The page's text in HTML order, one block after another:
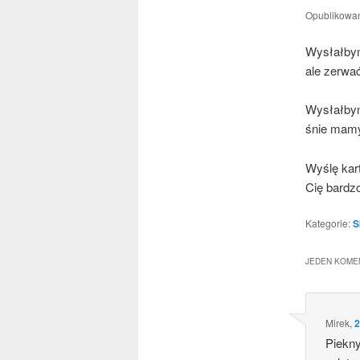
ale
śnie
Wyślę
Cię
Kategorie:
JEDEN
Mirek,